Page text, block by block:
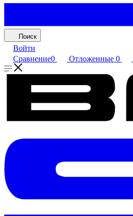
Поиск
Войти
Сравнение0 Отложенные 0